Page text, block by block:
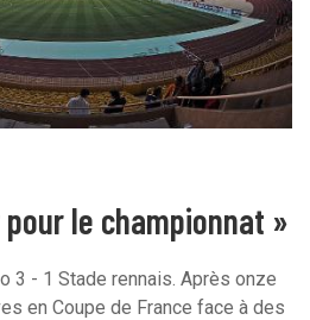
le championnat »
3 - 1 Stade rennais. Après onze
en Coupe de France face à des